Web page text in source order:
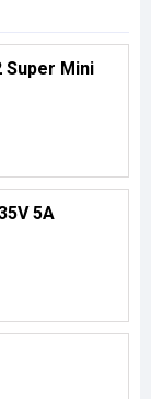
Super Mini
5A